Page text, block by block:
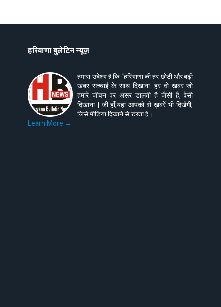
हरियाणा बुलेटिन न्यूज़
हमारा उदेश्य है कि “हरियाणा की हर छोटी और बढ़ी
खबर सच्चाई के साथ दिखाना. हर वो खबर जो
हमारे जीवन पर असर डालती है जैसी है, वैसी
दिखाना | जी हाँ,यहां आपको वो ख़बरें भी दिखेंगी,
जिसे मीडिया दिखाने से डरता है।
Learn More →